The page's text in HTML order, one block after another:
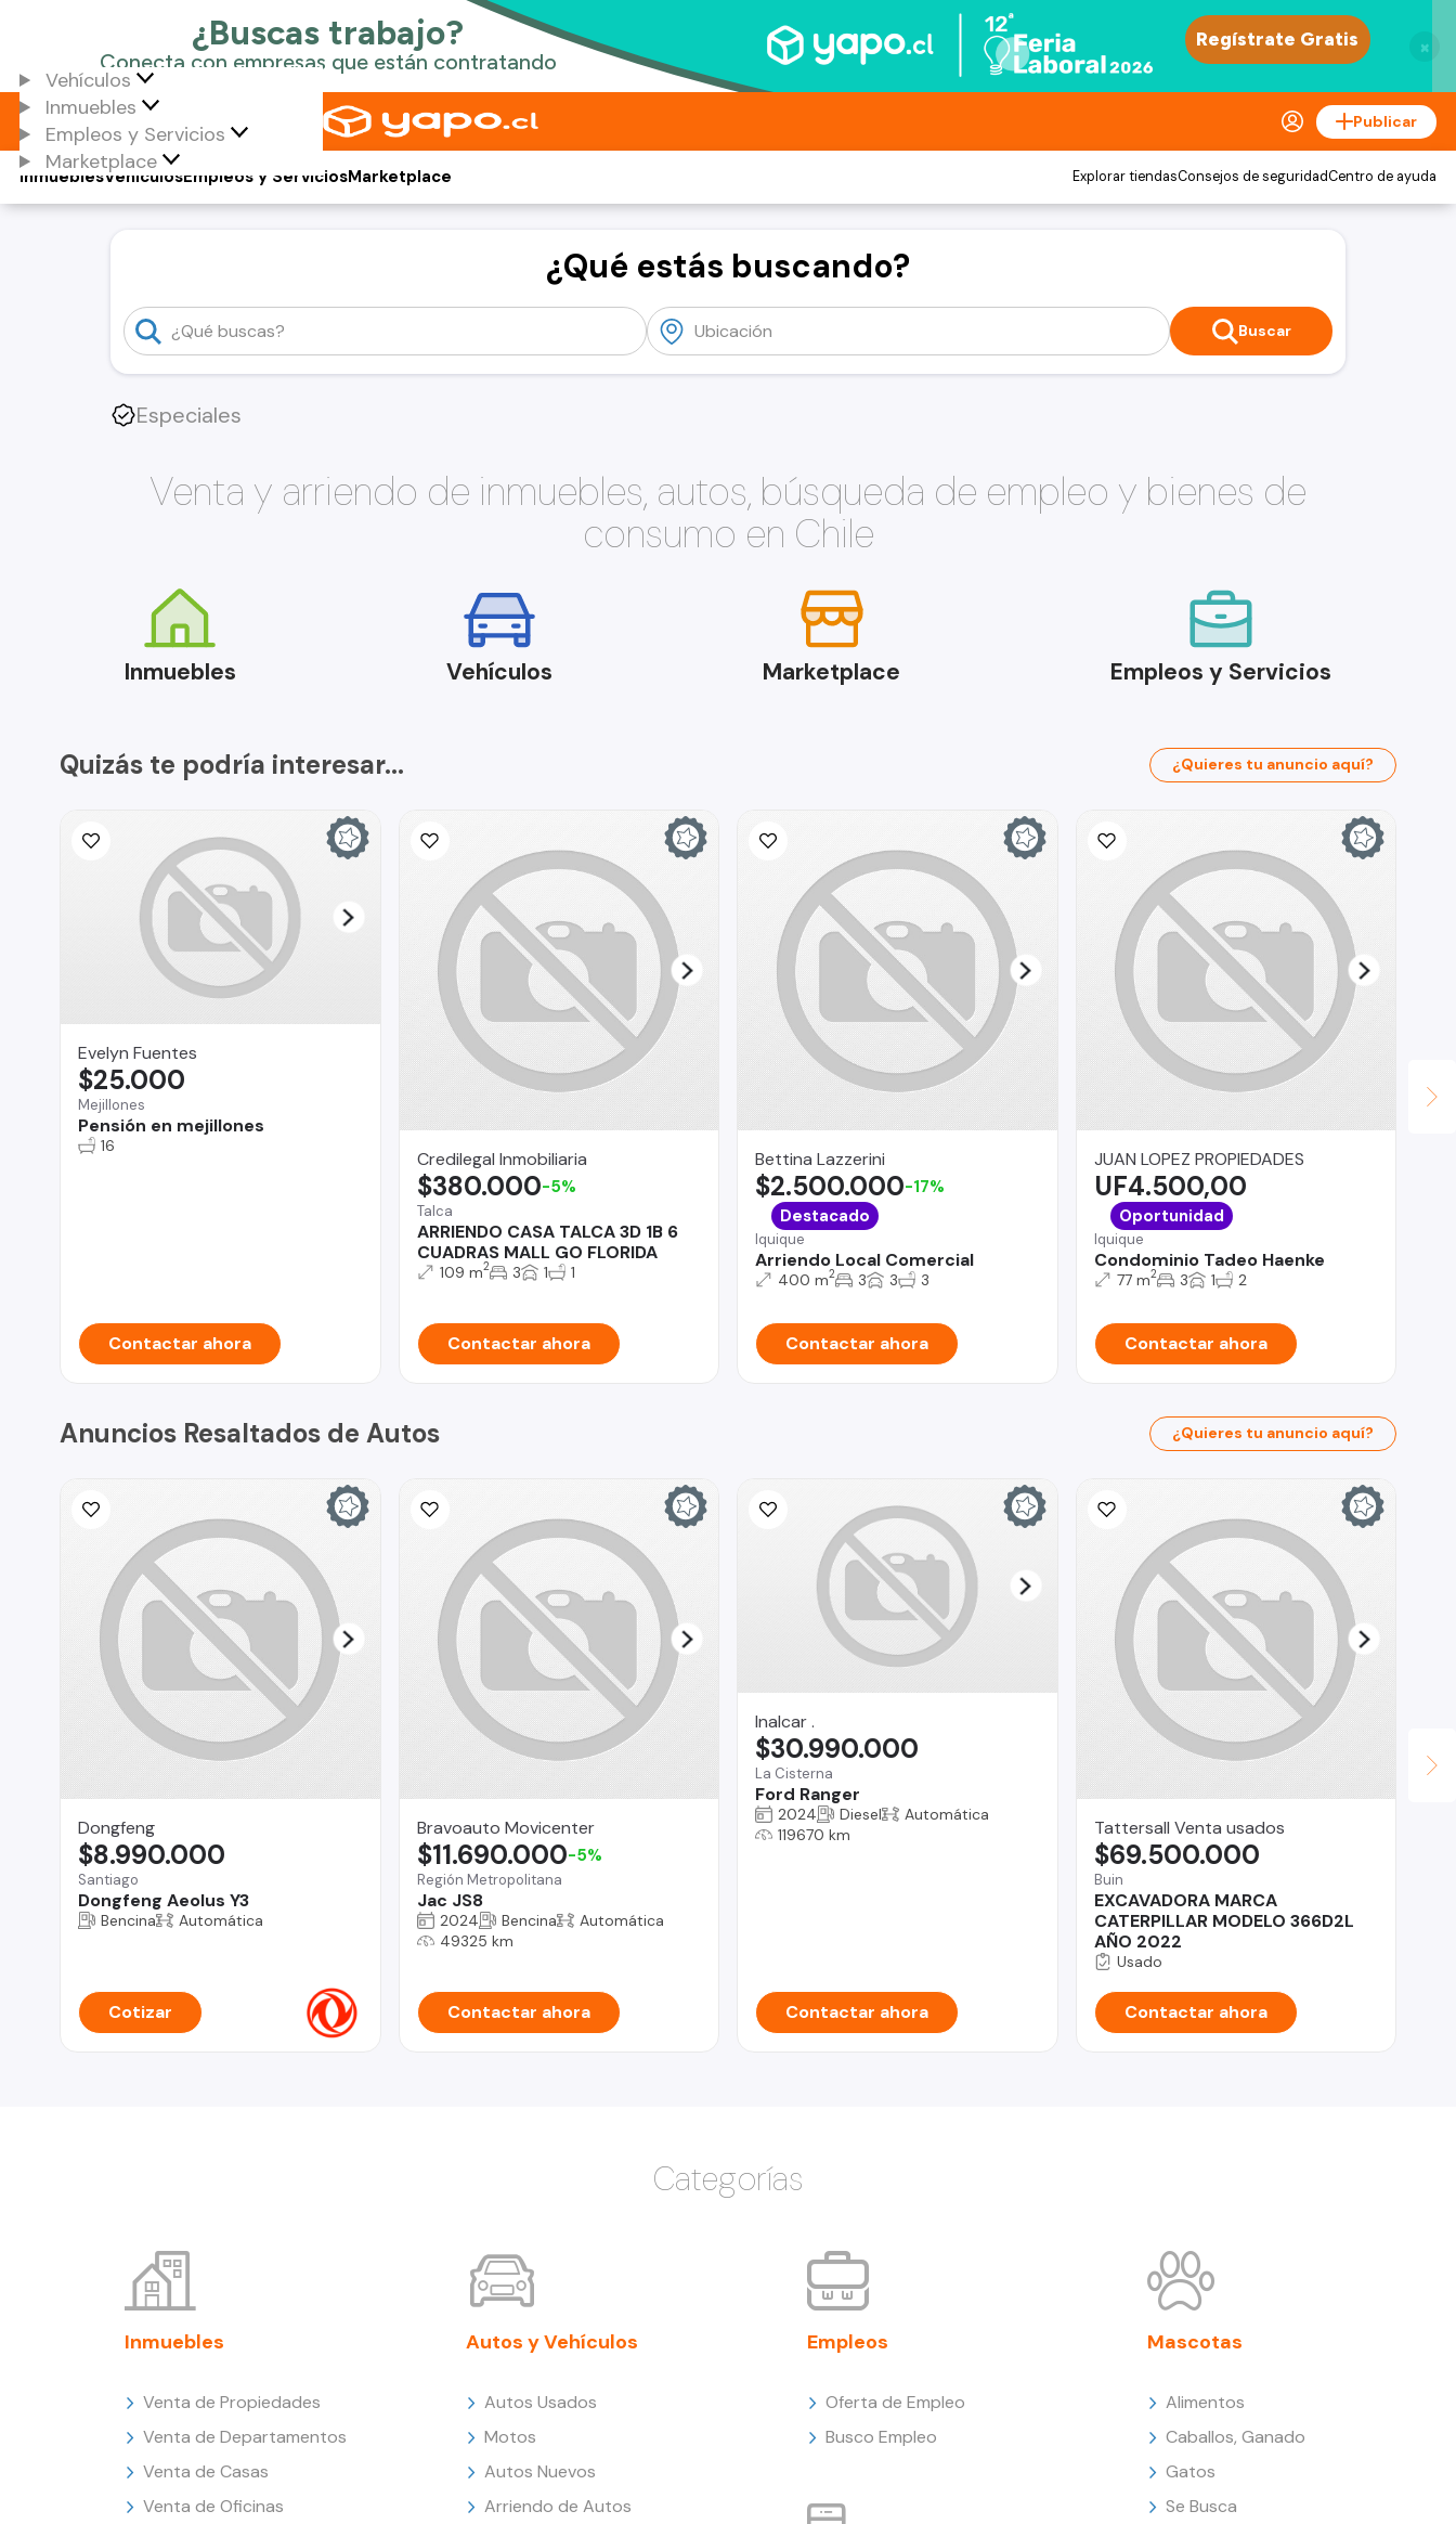
×
Vehículos
Inmuebles
Empleos y Servicios
Marketplace
Publicar
Vehículos
Inmuebles Empleos y ServiciosMarketplace Explorar tiendasConsejos de seguridadCentro de ayuda
¿Qué estás buscando?
Buscar
Especiales
Venta y arriendo de inmuebles, autos, búsqueda de empleo y bienes de
consumo en Chile
Inmuebles Vehículos Marketplace Empleos y Servicios
Quizás te podría interesar... ¿Quieres tu anuncio aquí?
Evelyn Fuentes
Mejillones
Pensión en mejillones
$25.000
16
Contactar ahora
Credilegal Inmobiliaria
Talca
ARRIENDO CASA TALCA 3D 1B 6
CUADRAS MALL GO FLORIDA
$380.000-5%
109 m2 3 1 1
Contactar ahora
Bettina Lazzerini
Iquique
Arriendo Local Comercial
$2.500.000-17%
Destacado
400 m2 3 3 3
Contactar ahora
JUAN LOPEZ PROPIEDADES
Iquique
Condominio Tadeo Haenke
UF4.500,00
Oportunidad
77 m2 3 1 2
Contactar ahora
Anuncios Resaltados de Autos ¿Quieres tu anuncio aquí?
Dongfeng
Santiago
Dongfeng Aeolus Y3
$8.990.000
Bencina Automática
Cotizar
Bravoauto Movicenter
Región Metropolitana
Jac JS8
$11.690.000-5%
2024 Bencina
Automática
49325 km
Contactar ahora
Inalcar .
La Cisterna
Ford Ranger
$30.990.000
2024 Diesel
Automática
119670 km
Contactar ahora
Tattersall Venta usados
Buin
EXCAVADORA MARCA
CATERPILLAR MODELO 366D2L
AÑO 2022
$69.500.000
Usado
Contactar ahora
Categorías
Inmuebles
Venta de Propiedades
Venta de Departamentos
Venta de Casas
Venta de Oficinas
Autos y Vehículos
Autos Usados
Motos
Autos Nuevos
Arriendo de Autos
Empleos
Oferta de Empleo
Busco Empleo
Mascotas
Alimentos
Caballos, Ganado
Gatos
Se Busca